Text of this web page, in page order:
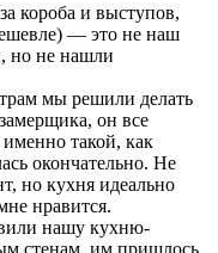
короба и выступов,
— это не наш
но не нашли
мы решили делать
он все
такой, как
окончательно. Не
но кухня идеально
нравится.
нашу кухню-
стенам, им пришлось